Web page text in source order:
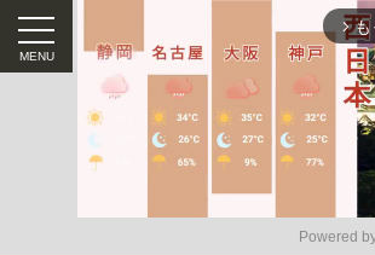
arrow_forward_ios も
Powered